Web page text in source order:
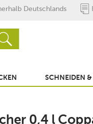
Deutschlands
SCHNEIDEN &
0,4 l